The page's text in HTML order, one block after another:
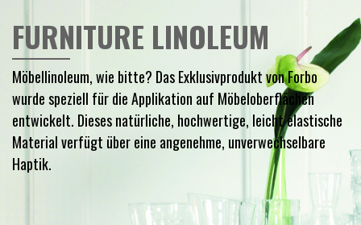
FURNITURE LINOLEUM
Möbellinoleum, wie bitte? Das Exklusivprodukt von Forbo
wurde speziell für die Applikation auf Möbeloberflächen
entwickelt. Dieses natürliche, hochwertige, leicht elastische
Material verfügt über eine angenehme, unverwechselbare
Haptik.